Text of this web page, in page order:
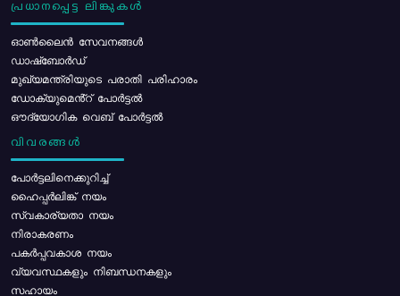
പ്രധാനപ്പെട്ട ലിങ്കുകൾ
ഓൺലൈൻ സേവനങ്ങൾ
ഡാഷ്ബോർഡ്
മുഖ്യമന്ത്രിയുടെ പരാതി പരിഹാരം
ഡോക്യുമെൻ്റ് പോർട്ടൽ
ഔദ്യോഗിക വെബ് പോർട്ടൽ
വിവരങ്ങൾ
പോര്‍ട്ടലിനെക്കുറിച്ച്
ഹൈപ്പർലിങ്ക് നയം
സ്വകാര്യതാ നയം
നിരാകരണം
പകർപ്പവകാശ നയം
വ്യവസ്ഥകളും നിബന്ധനകളും
സഹായം